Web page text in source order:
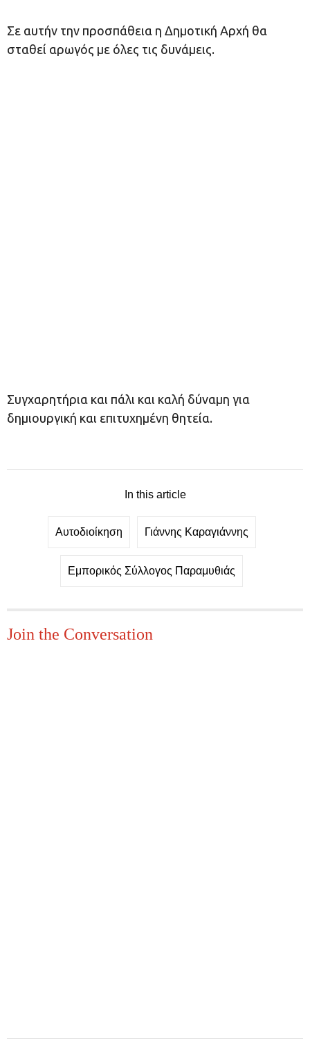
Σε αυτήν την προσπάθεια η Δημοτική Αρχή θα
σταθεί αρωγός με όλες τις δυνάμεις.
Συγχαρητήρια και πάλι και καλή δύναμη για
δημιουργική και επιτυχημένη θητεία.
In this article
Αυτοδιοίκηση Γιάννης Καραγιάννης
Εμπορικός Σύλλογος Παραμυθιάς
Join the Conversation